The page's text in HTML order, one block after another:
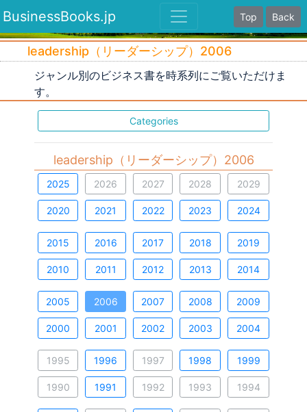
BusinessBooks.jp Top Back
leadership（リーダーシップ）2006
ジャンル別のビジネス書を時系列にご覧いただけま
す。
Categories
leadership（リーダーシップ）2006
2025 2026 2027 2028 2029
2020 2021 2022 2023 2024
2015 2016 2017 2018 2019
2010 2011 2012 2013 2014
2005 2006 2007 2008 2009
2000 2001 2002 2003 2004
1995 1996 1997 1998 1999
1990 1991 1992 1993 1994